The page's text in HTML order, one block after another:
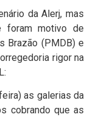
da Alerj, mas
foram motivo de
Brazão (PMDB) e
rigor na
as galerias da
cobrando que as